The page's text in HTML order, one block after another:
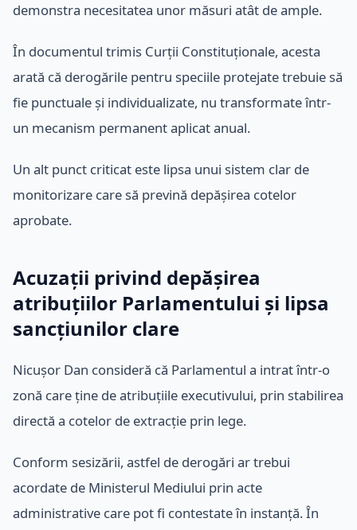
demonstra necesitatea unor măsuri atât de ample.
În documentul trimis Curții Constituționale, acesta
arată că derogările pentru speciile protejate trebuie să
fie punctuale și individualizate, nu transformate într-
un mecanism permanent aplicat anual.
Un alt punct criticat este lipsa unui sistem clar de
monitorizare care să prevină depășirea cotelor
aprobate.
Acuzații privind depășirea
atribuțiilor Parlamentului și lipsa
sancțiunilor clare
Nicușor Dan consideră că Parlamentul a intrat într-o
zonă care ține de atribuțiile executivului, prin stabilirea
directă a cotelor de extracție prin lege.
Conform sesizării, astfel de derogări ar trebui
acordate de Ministerul Mediului prin acte
administrative care pot fi contestate în instanță. În